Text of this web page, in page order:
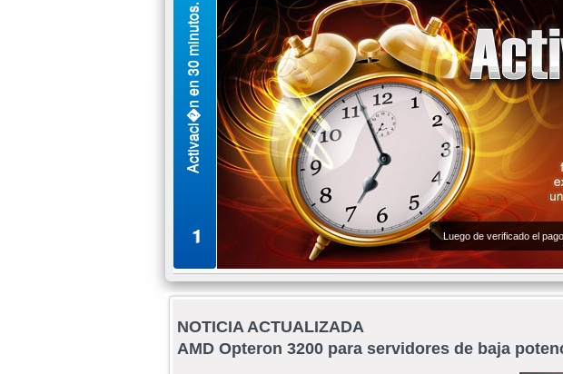
Activaci�n en 30 minutos.
1 Luego de verificado el
NOTICIA ACTUALIZADA
AMD Opteron 3200 para servidores de baja